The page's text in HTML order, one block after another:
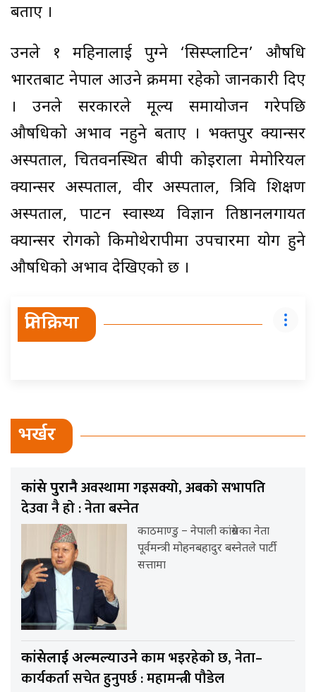
बताए ।
उनले १ महिनालाई पुग्ने ‘सिस्प्लाटिन’ औषधि
भारतबाट नेपाल आउने क्रममा रहेको जानकारी दिए
। उनले सरकारले मूल्य समायोजन गरेपछि
औषधिको अभाव नहुने बताए । भक्तपुर क्यान्सर
अस्पताल, चितवनस्थित बीपी कोइराला मेमोरियल
क्यान्सर अस्पताल, वीर अस्पताल, त्रिवि शिक्षण
अस्पताल, पाटन स्वास्थ्य विज्ञान प्रतिष्ठानलगायत
क्यान्सर रोगको किमोथेरापीमा उपचारमा प्रयोग हुने
औषधिको अभाव देखिएको छ ।
प्रतिक्रिया
भर्खर
कांग्रेस पुरानैअवस्थामा गइसक्यो, अबको सभापति
देउवा नै हो : नेता बस्नेत
काठमाण्डु – नेपाली कांग्रेसका नेता
पूर्वमन्त्री मोहनबहादुर बस्नेतले पार्टी
सत्तामा
कांग्रेसलाई अल्मल्याउनेकाम भइरहेको छ, नेता–
कार्यकर्ता सचेत हुनुपर्छ : महामन्त्री पौडेल